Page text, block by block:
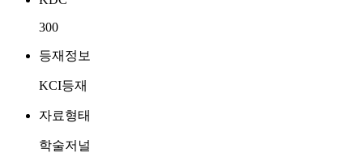
300
등재정보
KCI등재
자료형태
학술저널